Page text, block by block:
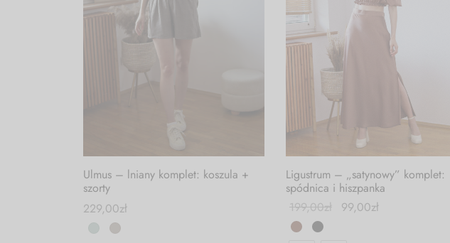
Ulmus – lniany komplet: koszula +
szorty
229,00zł
Ligustrum – „satynowy” komplet:
spódnica i hiszpanka
199,00zł 99,00zł